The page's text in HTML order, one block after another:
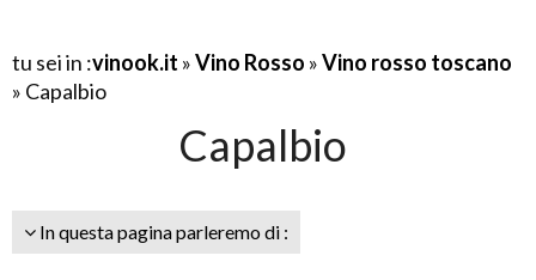
tu sei in :vinook.it »Vino Rosso »Vino rosso toscano
» Capalbio
Capalbio
In questa pagina parleremo di :